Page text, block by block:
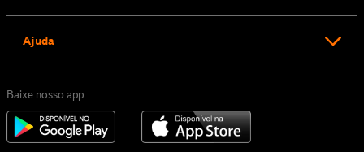
Ajuda
Baixe nosso app